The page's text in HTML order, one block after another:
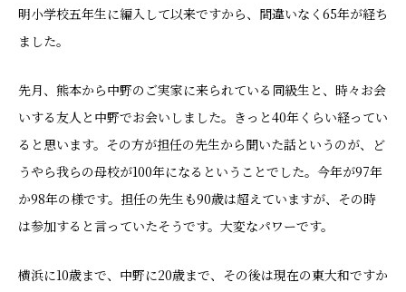
明小学校五年生に編入して以来ですから、間違いなく65年が経ち
ました。
先月、熊本から中野のご実家に来られている同級生と、時々お会
いする友人と中野でお会いしました。きっと40年くらい経ってい
ると思います。その方が担任の先生から聞いた話というのが、ど
うやら我らの母校が100年になるということでした。今年が97年
か98年の様です。担任の先生も90歳は超えていますが、その時
は参加すると言っていたそうです。大変なパワーです。
横浜に10歳まで、中野に20歳まで、その後は現在の東大和ですか